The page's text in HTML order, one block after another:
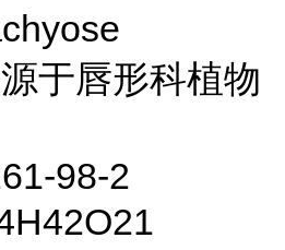
于唇形科植物
98-2